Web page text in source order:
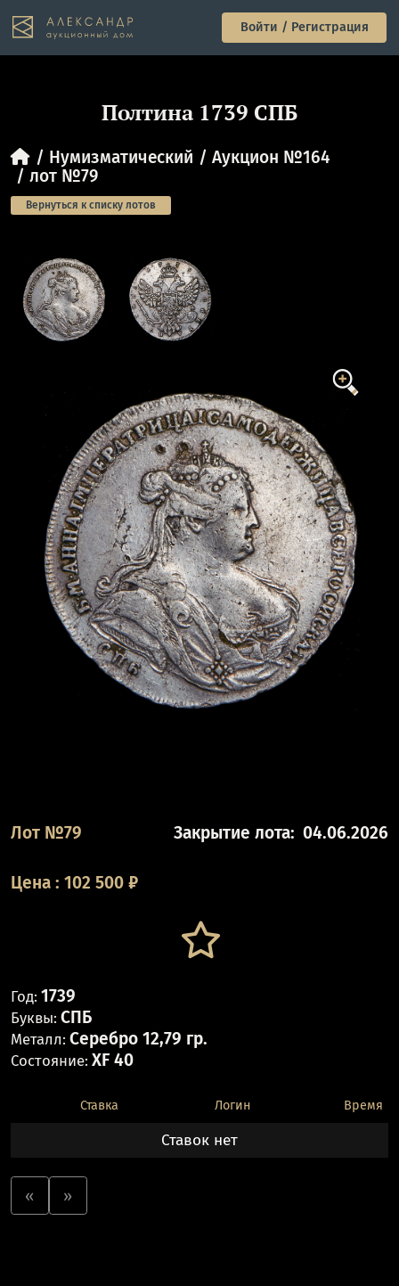
Войти / Регистрация
Полтина 1739 СПБ
Нумизматический
Аукцион №164
лот №79
Вернуться к списку лотов
Лот №79 Закрытие лота: 04.06.2026
Цена : 102 500 ₽
Год: 1739
Буквы: СПБ
Металл: Серебро 12,79 гр.
Состояние: XF 40
Ставка Логин Время
Ставок нет
« »